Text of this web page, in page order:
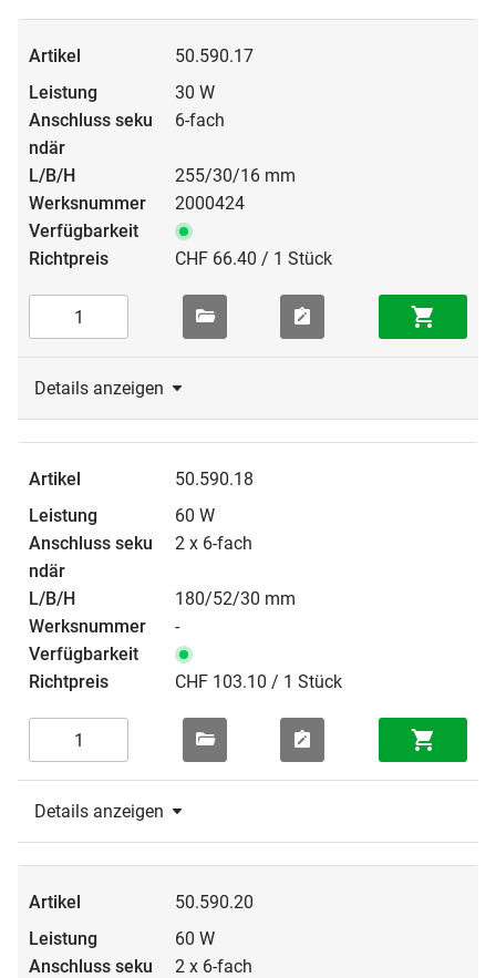
50.590.17
30 W
6-fach
255/30/16 mm
2000424
CHF 66.40 / 1 Stück
Details anzeigen
50.590.18
60 W
2 x 6-fach
180/52/30 mm
-
CHF 103.10 / 1 Stück
Details anzeigen
50.590.20
60 W
2 x 6-fach